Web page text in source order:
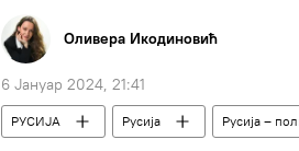
Оливера Икодиновић
6 Јануар 2024, 21:41
РУСИЈА Русија Русија –